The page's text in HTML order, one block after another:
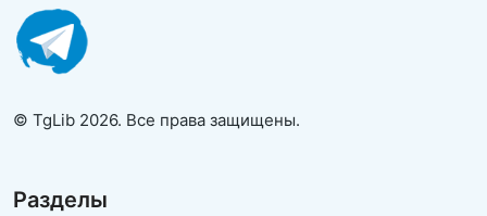
© TgLib 2026. Все права защищены.
Разделы